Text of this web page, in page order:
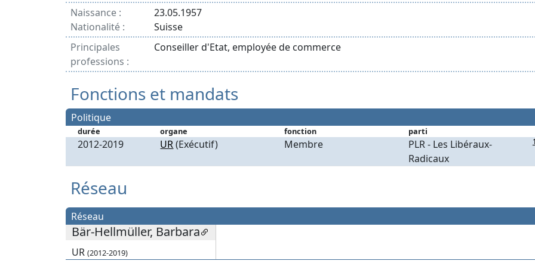
Naissance :
23.05.1957
Nationalité :
Suisse
Principales
professions :
Conseiller d'Etat, employée de commerce
Fonctions et mandats
Politique
durée organe fonction parti
2012-2019 UR(Exécutif) Membre
PLR - Les Libéraux-
Radicaux
Réseau
Réseau
Bär-Hellmüller, Barbara
UR (2012-2019)